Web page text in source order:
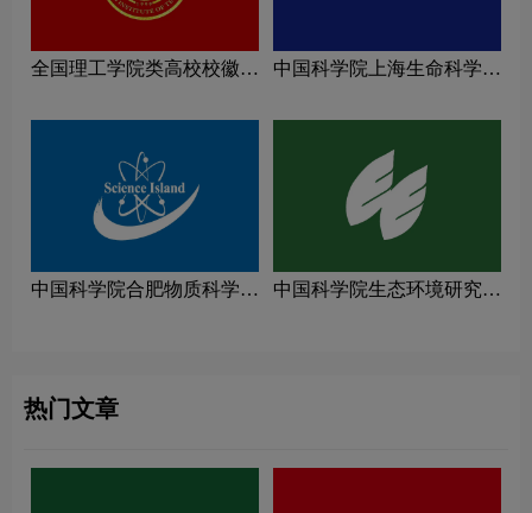
全国理工学院类高校校徽设
中国科学院上海生命科学研
中国科学院合肥物质科学研
中国科学院生态环境研究中
热门文章